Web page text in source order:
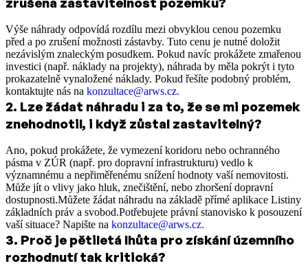
Výše náhrady odpovídá rozdílu mezi obvyklou cenou pozemku
před a po zrušení možnosti zástavby. Tuto cenu je nutné doložit
nezávislým znaleckým posudkem. Pokud navíc prokážete zmařenou
investici (např. náklady na projekty), náhrada by měla pokrýt i tyto
prokazatelně vynaložené náklady. Pokud řešíte podobný problém,
kontaktujte nás na konzultace@arws.cz.
2. Lze žádat náhradu i za to, že se mi pozemek
znehodnotil, i když zůstal zastavitelný?
Ano, pokud prokážete, že vymezení koridoru nebo ochranného
pásma v ZÚR (např. pro dopravní infrastrukturu) vedlo k
významnému a nepřiměřenému snížení hodnoty vaší nemovitosti.
Může jít o vlivy jako hluk, znečištění, nebo zhoršení dopravní
dostupnosti.Můžete žádat náhradu na základě přímé aplikace Listiny
základních práv a svobod.Potřebujete právní stanovisko k posouzení
vaší situace? Napište na konzultace@arws.cz.
3. Proč je pětiletá lhůta pro získání územního
rozhodnutí tak kritická?